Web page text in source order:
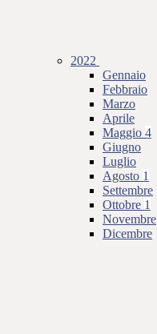
2022
Gennaio
Febbraio
Marzo
Aprile
Maggio 4
Giugno
Luglio
Agosto 1
Settembre
Ottobre 1
Novembre
Dicembre